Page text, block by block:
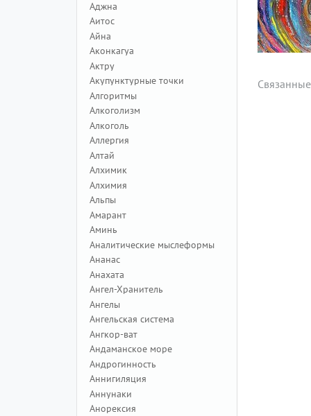
Аджна
Аитос
Айна
Аконкагуа
Актру
Акупунктурные точки
Алгоритмы
Алкоголизм
Алкоголь
Аллергия
Алтай
Алхимик
Алхимия
Альпы
Амарант
Аминь
Аналитические мыслеформы
Ананас
Анахата
Ангел-Хранитель
Ангелы
Ангельская система
Ангкор-ват
Андаманское море
Андрогинность
Аннигиляция
Аннунаки
Анорексия